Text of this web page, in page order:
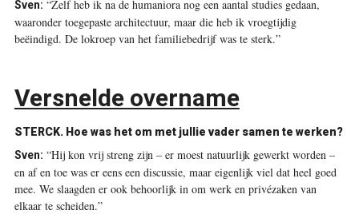
Sven: “Zelf heb ik na de humaniora nog een aantal studies gedaan,
waaronder toegepaste architectuur, maar die heb ik vroegtijdig
beëindigd. De lokroep van het familiebedrijf was te sterk.”
Versnelde overname
STERCK. Hoe was het om met jullie vader samen te werken?
Sven: “Hij kon vrij streng zijn – er moest natuurlijk gewerkt worden –
en af en toe was er eens een discussie, maar eigenlijk viel dat heel goed
mee. We slaagden er ook behoorlijk in om werk en privézaken van
elkaar te scheiden.”